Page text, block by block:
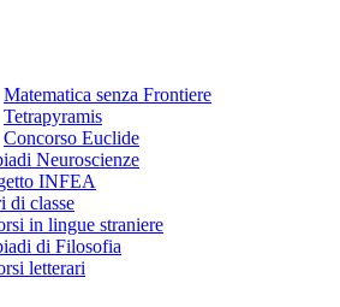
Matematica senza Frontiere
Tetrapyramis
Concorso Euclide
Neuroscienze
INFEA
di classe
in lingue straniere
di Filosofia
letterari